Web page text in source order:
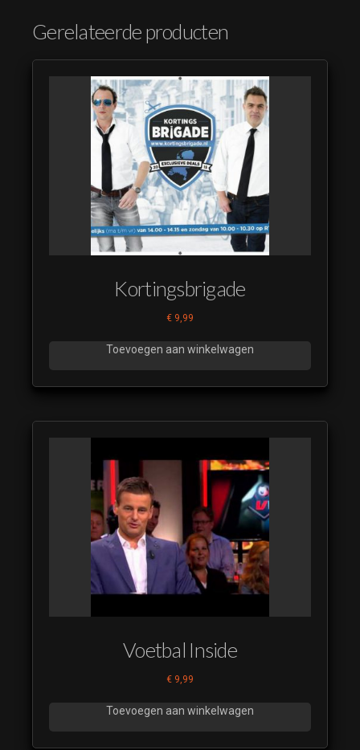
Jinek RTL 12
Jinek RTL 13
(luistervoorbeeld)
Gerelateerde producten
Kortingsbrigade
€ 9,99
Toevoegen aan winkelwagen
Voetbal Inside
€ 9,99
Toevoegen aan winkelwagen